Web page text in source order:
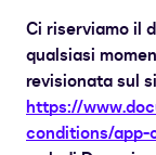
Ci riserviamo il
qualsiasi
revisionata sul
https://
conditions/